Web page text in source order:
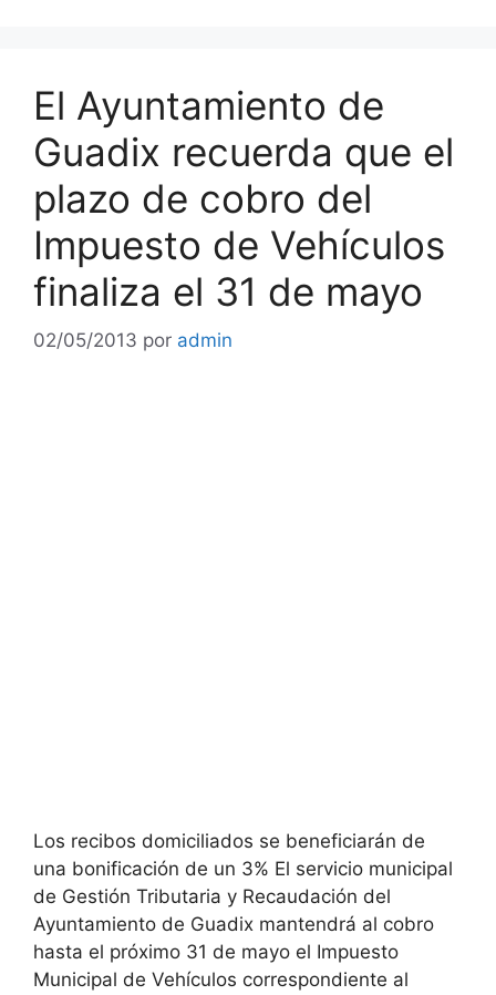
El Ayuntamiento de
Guadix recuerda que el
plazo de cobro del
Impuesto de Vehículos
finaliza el 31 de mayo
02/05/2013 por admin
Los recibos domiciliados se beneficiarán de
una bonificación de un 3% El servicio municipal
de Gestión Tributaria y Recaudación del
Ayuntamiento de Guadix mantendrá al cobro
hasta el próximo 31 de mayo el Impuesto
Municipal de Vehículos correspondiente al